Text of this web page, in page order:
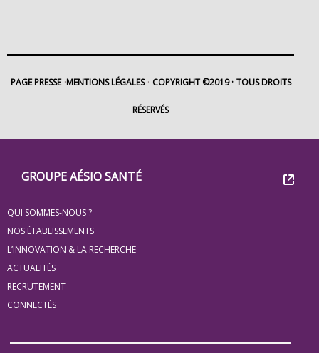
Groupe
Eovi
pour
les
minis
site
GROUPE AÉSIO SANTÉ
QUI SOMMES-NOUS ?
NOS ÉTABLISSEMENTS
L’INNOVATION & LA RECHERCHE
ACTUALITÉS
RECRUTEMENT
CONNECTÉS
PAGE PRESSE MENTIONS LÉGALES COPYRIGHT ©2019 TOUS DROITS
RÉSERVÉS